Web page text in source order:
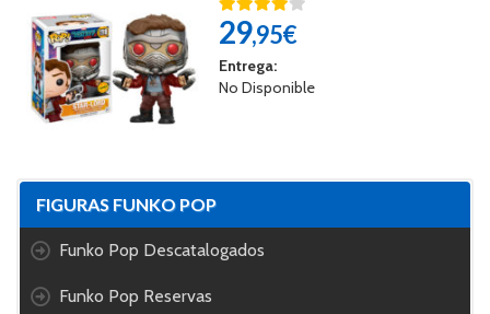
29,95€
Entrega:
No Disponible
FIGURAS FUNKO POP
Funko Pop Descatalogados
Funko Pop Reservas